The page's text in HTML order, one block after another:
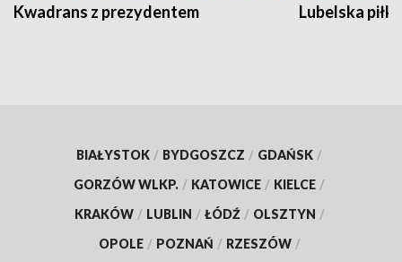
Kwadrans z prezydentem Lubelska piłka
BIAŁYSTOK / BYDGOSZCZ / GDAŃSK /
GORZÓW WLKP. / KATOWICE / KIELCE /
KRAKÓW / LUBLIN / ŁÓDŹ / OLSZTYN /
OPOLE / POZNAŃ / RZESZÓW /